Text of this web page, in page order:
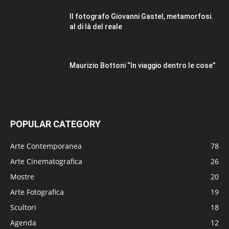
Il fotografo Giovanni Gastel, metamorfosi.
al di là del reale
Maurizio Bottoni “In viaggio dentro le cose”
POPULAR CATEGORY
Arte Contemporanea
78
Arte Cinematografica
26
Mostre
20
Arte Fotografica
19
Scultori
18
Agenda
12